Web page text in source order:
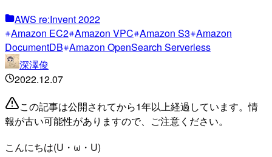
AWS re:Invent 2022
Amazon EC2 Amazon VPC Amazon S3 Amazon
DocumentDB Amazon OpenSearch Serverless
深澤俊
2022.12.07
この記事は公開されてから1年以上経過しています。情
報が古い可能性がありますので、ご注意ください。
こんにちは(U・ω・U)